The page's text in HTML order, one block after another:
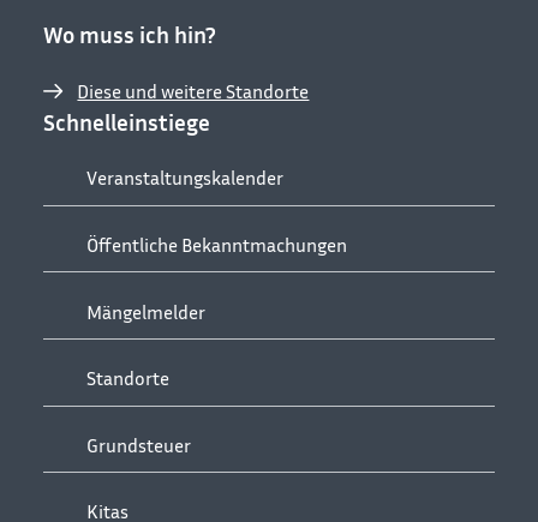
Wo muss ich hin?
Diese und weitere Standorte
Schnelleinstiege
Veranstaltungskalender
Öffentliche Bekanntmachungen
Mängelmelder
Standorte
Grundsteuer
Kitas